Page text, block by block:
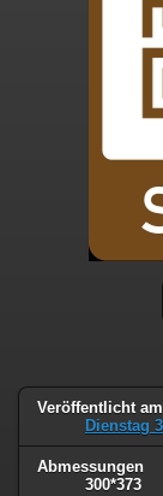
Veröffentlicht am
Dienstag
Abmessungen
300*373